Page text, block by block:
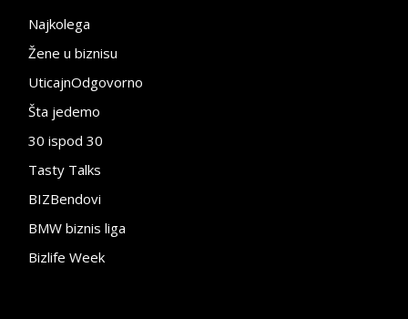
Najkolega
Žene u biznisu
UticajnOdgovorno
Šta jedemo
30 ispod 30
Tasty Talks
BIZBendovi
BMW biznis liga
Bizlife Week